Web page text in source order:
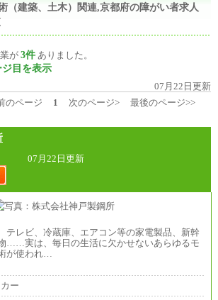
（建築、土木）関連,京都府の障がい者求人
が 3件 ありました。
ジ目を表示
07月22日更新
のページ 1 次のページ> 最後のページ>>
07月22日更新
テレビ、冷蔵庫、エアコン等の家電製品、新幹
……実は、毎日の生活に欠かせないあらゆるモ
が使われ…
ー